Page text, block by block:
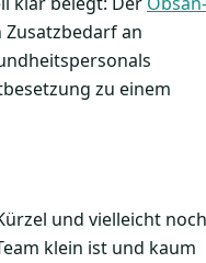
an
zu einem
und vielleicht
klein ist und kaum